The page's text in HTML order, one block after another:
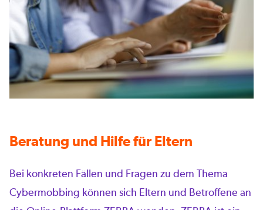
Beratung und Hilfe für Eltern
Bei konkreten Fällen und Fragen zu dem Thema
Cybermobbing können sich Eltern und Betroffene an